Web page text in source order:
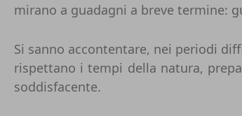
mirano a guadagni a breve termine:
Si sanno accontentare, nei periodi
rispettano i tempi della natura,
soddisfacente.